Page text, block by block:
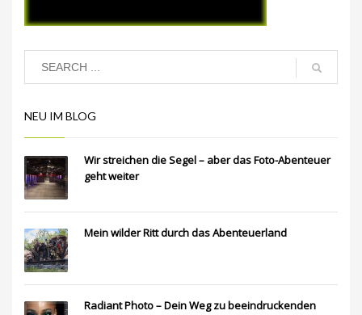
NEU IM BLOG
Wir streichen die Segel – aber das Foto-Abenteuer
geht weiter
Mein wilder Ritt durch das Abenteuerland
Radiant Photo – Dein Weg zu beeindruckenden